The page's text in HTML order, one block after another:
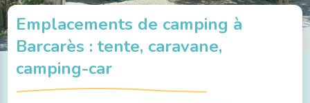
Emplacements de camping à
Barcarès : tente, caravane,
camping-car